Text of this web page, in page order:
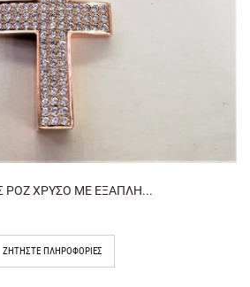
ΡΟΖ ΧΡΥΣΟ ΜΕ ΕΞΑΠΛΗ...
ΖΗΤΉΣΤΕ ΠΛΗΡΟΦΟΡΊΕΣ